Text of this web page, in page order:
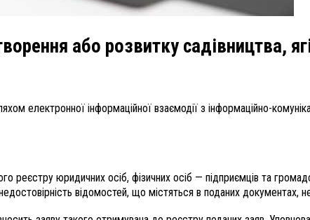
або розвитку садівництва,
електронної інформаційної взаємодії з інформаційно-
юридичних осіб, фізичних осіб — підприємців та
відомостей, що містяться в поданих документах,